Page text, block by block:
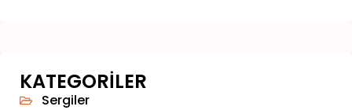
KATEGORILER
Sergiler